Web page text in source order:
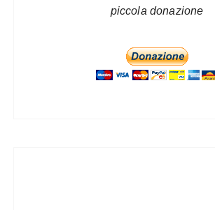
piccola donazione